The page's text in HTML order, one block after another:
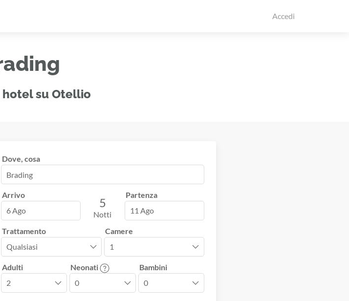
Accedi
su Otellio
Dove, cosa
Arrivo
6 Ago
5
Notti
Partenza
11 Ago
Trattamento Camere
Adulti Neonati Bambini